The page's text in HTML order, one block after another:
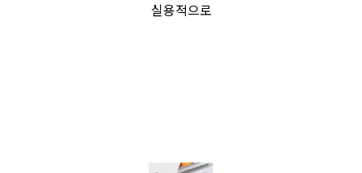
실용적으로